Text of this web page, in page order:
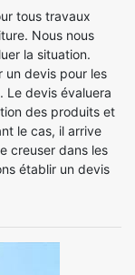
tous travaux
Nous nous
la situation.
un devis pour les
Le devis évaluera
des produits et
le cas, il arrive
creuser dans les
établir un devis